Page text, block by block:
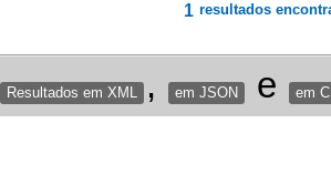
1 resultados
Resultados em XML , em JSON e em